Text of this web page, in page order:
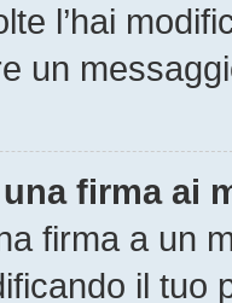
l’hai
un
firma ai
firma a un
il tuo